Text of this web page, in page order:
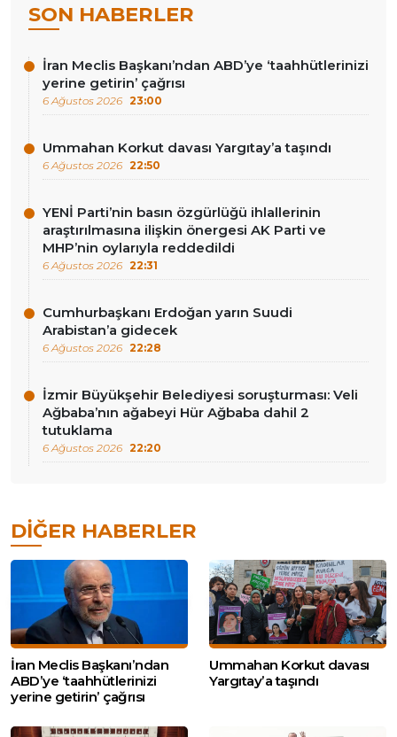
SON HABERLER
İran Meclis Başkanı’ndan ABD’ye ‘taahhütlerinizi
yerine getirin’ çağrısı
6 Ağustos 2026 23:00
Ummahan Korkut davası Yargıtay’a taşındı
6 Ağustos 2026 22:50
YENİ Parti’nin basın özgürlüğü ihlallerinin
araştırılmasına ilişkin önergesi AK Parti ve
MHP’nin oylarıyla reddedildi
6 Ağustos 2026 22:31
Cumhurbaşkanı Erdoğan yarın Suudi
Arabistan’a gidecek
6 Ağustos 2026 22:28
İzmir Büyükşehir Belediyesi soruşturması: Veli
Ağbaba’nın ağabeyi Hür Ağbaba dahil 2
tutuklama
6 Ağustos 2026 22:20
DIĞER HABERLER
İran Meclis Başkanı’ndan
ABD’ye ‘taahhütlerinizi
yerine getirin’ çağrısı
Ummahan Korkut davası
Yargıtay’a taşındı